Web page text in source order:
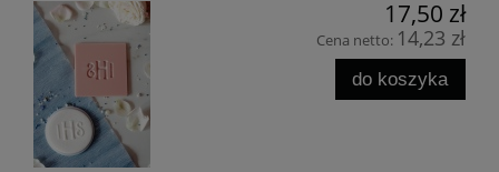
17,50 zł
Cena netto: 14,23 zł
do koszyka